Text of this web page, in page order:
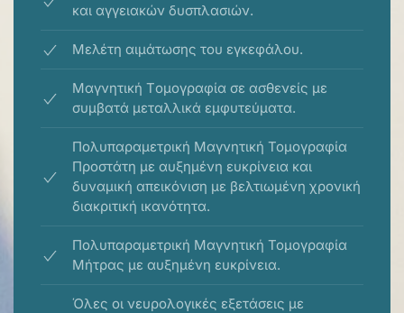
και αγγειακών δυσπλασιών.
Μελέτη αιμάτωσης του εγκεφάλου.
Μαγνητική Tομογραφία σε ασθενείς με
συμβατά μεταλλικά εμφυτεύματα.
Πολυπαραμετρική Μαγνητική Τομογραφία
Προστάτη με αυξημένη ευκρίνεια και
δυναμική απεικόνιση με βελτιωμένη χρονική
διακριτική ικανότητα.
Πολυπαραμετρική Μαγνητική Τομογραφία
Μήτρας με αυξημένη ευκρίνεια.
Όλες oι νευρολογικές εξετάσεις με